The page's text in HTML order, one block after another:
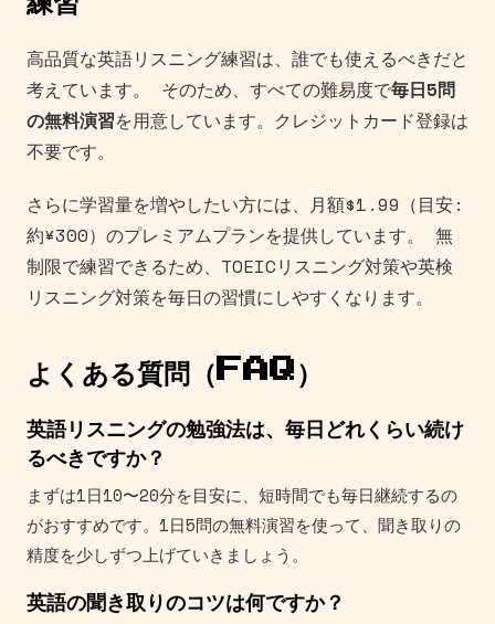
高品質な英語リスニング練習は、誰でも使えるべきだと
考えています。 そのため、すべての難易度で毎日5問
の無料演習を用意しています。クレジットカード登録は
不要です。
さらに学習量を増やしたい方には、月額$1.99（目安:
約¥300）のプレミアムプランを提供しています。 無
制限で練習できるため、TOEICリスニング対策や英検
リスニング対策を毎日の習慣にしやすくなります。
よくある質問（FAQ）
英語リスニングの勉強法は、毎日どれくらい続け
るべきですか？
まずは1日10〜20分を目安に、短時間でも毎日継続するの
がおすすめです。1日5問の無料演習を使って、聞き取りの
精度を少しずつ上げていきましょう。
英語の聞き取りのコツは何ですか？